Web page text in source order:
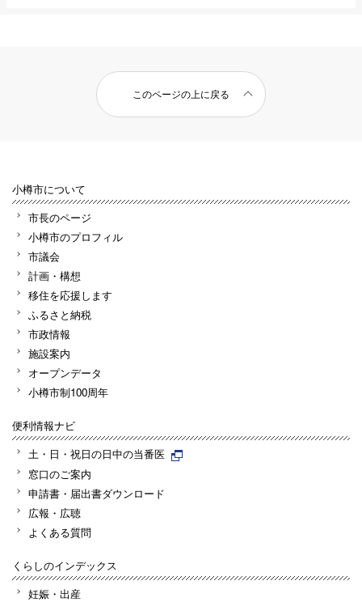
このページの上に戻る
小樽市について
市長のページ
小樽市のプロフィル
市議会
計画・構想
移住を応援します
ふるさと納税
市政情報
施設案内
オープンデータ
小樽市制100周年
便利情報ナビ
土・日・祝日の日中の当番医
窓口のご案内
申請書・届出書ダウンロード
広報・広聴
よくある質問
くらしのインデックス
妊娠・出産